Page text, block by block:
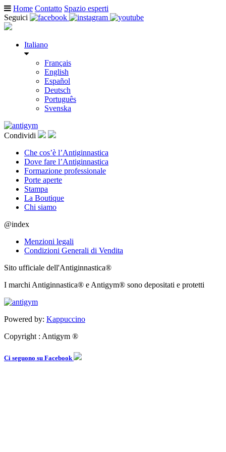
Home Contatto Spazio esperti
Seguici
Italiano
Français
English
Español
Deutsch
Português
Svenska
Condividi
Che cos’è l’Antiginnastica
Dove fare l’Antiginnastica
Formazione professionale
Porte aperte
Stampa
La Boutique
Chi siamo
@index
Menzioni legali
Condizioni Generali di Vendita
Sito ufficiale dell'Antiginnastica®
I marchi Antiginnastica® e Antigym® sono depositati e protetti
Powered by: Kappuccino
Copyright : Antigym ®
Ci seguono su Facebook